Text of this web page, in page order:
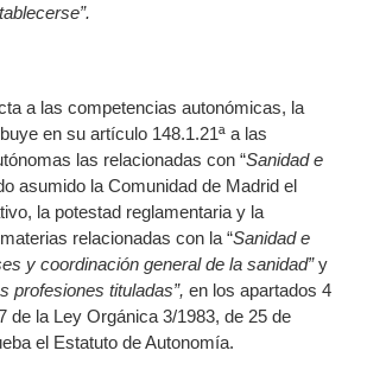
a las competencias autonómicas, la
en su artículo 148.1.21ª a las
las relacionadas con “Sanidad e
asumido la Comunidad de Madrid el
la potestad reglamentaria y la
relacionadas con la “Sanidad e
y coordinación general de la sanidad”y
profesiones tituladas”, en los apartados 4
de la Ley Orgánica 3/1983, de 25 de
el Estatuto de Autonomía.